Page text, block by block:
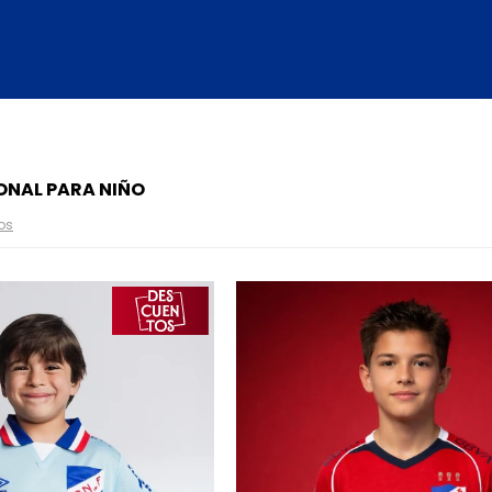
PARA NIÑO